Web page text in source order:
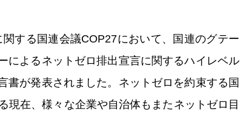
する国連会議COP27において、国連のグテー
によるネットゼロ排出宣言に関するハイレベル
書が発表されました。ネットゼロを約束する国
現在、様々な企業や自治体もまたネットゼロ目